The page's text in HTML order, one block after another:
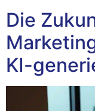
Die
KI-